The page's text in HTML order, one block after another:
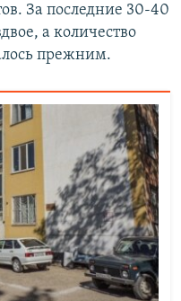
За последние 30-40
а количество
прежним.